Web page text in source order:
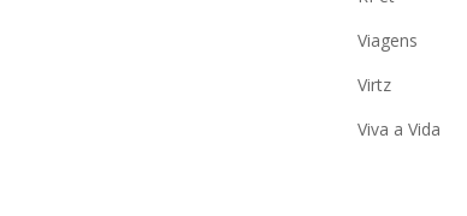
Viagens
Virtz
Viva a Vida